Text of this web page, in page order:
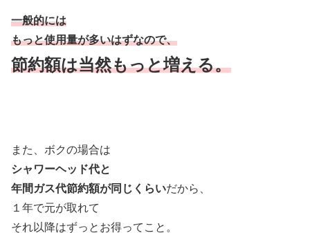
一般的には
もっと使用量が多いはずなので、
節約額は当然もっと増える。
また、ボクの場合は
シャワーヘッド代と
年間ガス代節約額が同じくらいだから、
１年で元が取れて
それ以降はずっとお得ってこと。